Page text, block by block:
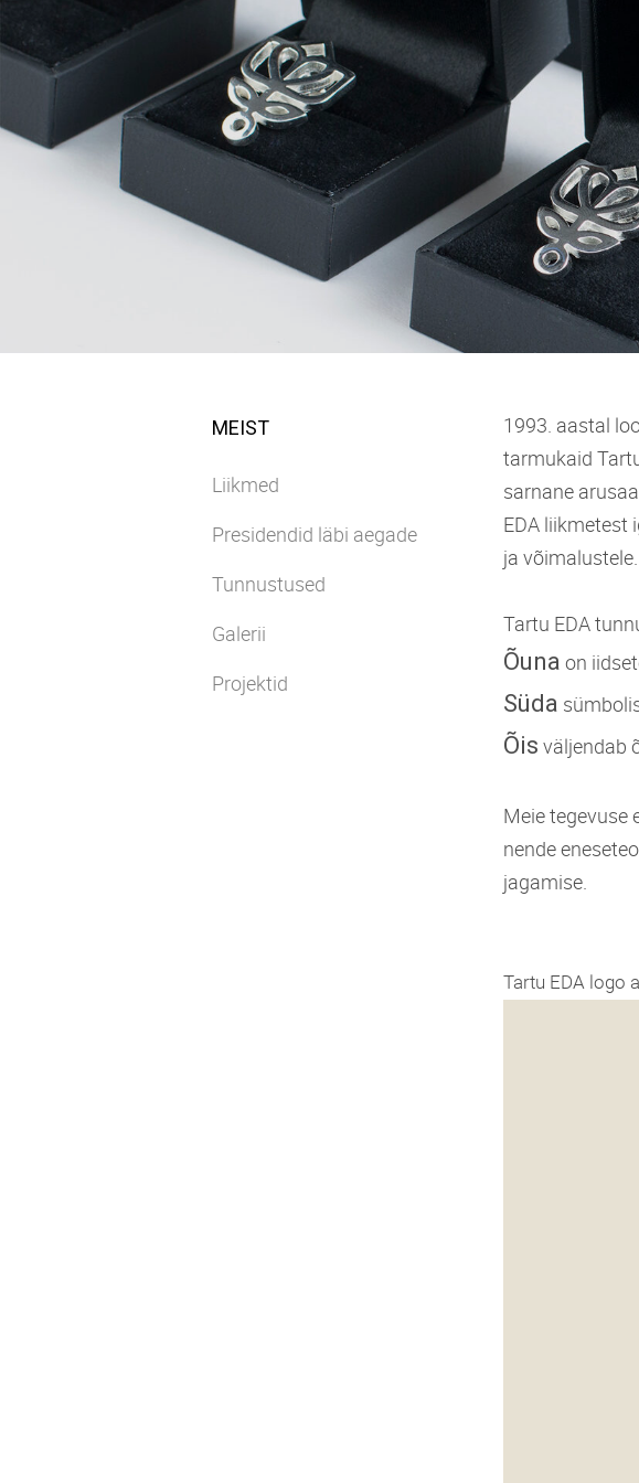
MEIST
Liikmed
Presidendid läbi aegade
Tunnustused
Galerii
Projektid
1993. aastal
tarmukaid
sarnane
EDA liikmetest
ja võimalustele.
Tartu EDA
Õuna on
Süda
Õis väljendab
Meie tegevuse
nende
jagamise.
Tartu EDA logo